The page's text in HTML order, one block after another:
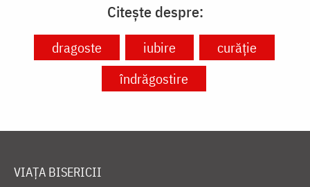
Citește despre:
dragoste iubire
curăție
îndrăgostire
VIAȚA BISERICII